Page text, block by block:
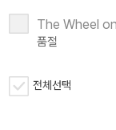
The Wheel
품절
전체선택